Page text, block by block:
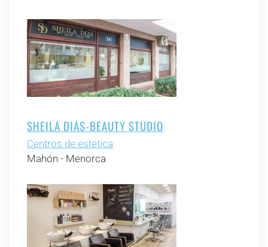
SHEILA DIAS-BEAUTY STUDIO
Centros de estética
Mahón - Menorca